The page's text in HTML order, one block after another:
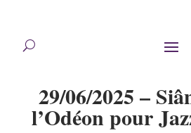
29/06/2025 –
l’Odéon pour